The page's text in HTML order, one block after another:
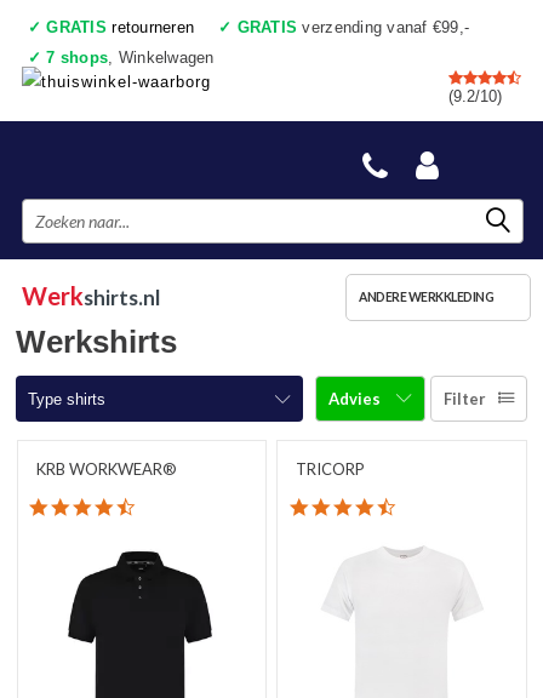
✓ GRATIS retourneren ✓ GRATIS verzending vanaf €99,-
✓ 7 shops, Winkelwagen
✓Voor 17:00 uur besteld, vandaag verzonden
✓Achteraf betalen ✓Ook een échte winkel
(9.2/10)
Werkshirts.nl ANDERE WERKKLEDING
Werkshirts
Type shirts
T-shirts korte mouw
T-shirts lange mouw
Poloshirts korte mouw
Poloshirts lange mouw
Filter
Advies
KRB WORKWEAR® TRICORP